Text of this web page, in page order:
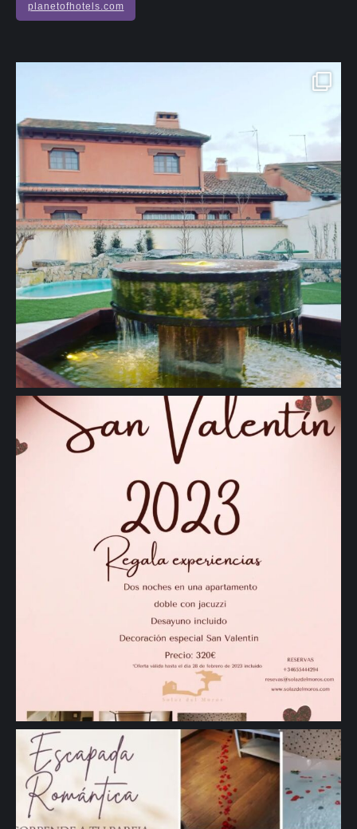
planetofhotels.com
🖱www.solazdelmoros.com" aria-hidden="true">
🖱 www.solazdelmoros.com #sanvalentin #regalosespeciales
#regalos #Romantic #turismorural #casarural #Segovia #viajes" aria-
hidden="true">